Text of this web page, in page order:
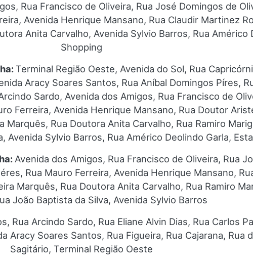
Rua Francisco de Oliveira, Rua José Domingos de
Avenida Henrique Mansano, Rua Claudir Martinez
Anita Carvalho, Avenida Sylvio Barros, Rua Américo
Shopping
Terminal Região Oeste, Avenida do Sol, Rua
Aracy Soares Santos, Rua Aníbal Domingos Píres,
Sardo, Avenida dos Amigos, Rua Francisco de
Ferreira, Avenida Henrique Mansano, Rua Doutor
Marquês, Rua Doutora Anita Carvalho, Rua Ramiro
Avenida Sylvio Barros, Rua Américo Deolindo Garla,
Avenida dos Amigos, Rua Francisco de Oliveira, Rua
Rua Mauro Ferreira, Avenida Henrique Mansano,
Marquês, Rua Doutora Anita Carvalho, Rua Ramiro
João Baptista da Silva, Avenida Sylvio Barros
Rua Arcindo Sardo, Rua Eliane Alvin Dias, Rua Carlos
Aracy Soares Santos, Rua Figueira, Rua Cajarana, Rua
Sagitário, Terminal Região Oeste